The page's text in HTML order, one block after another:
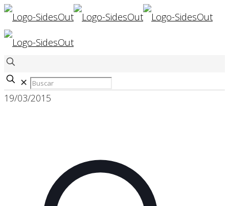
✕
19/03/2015